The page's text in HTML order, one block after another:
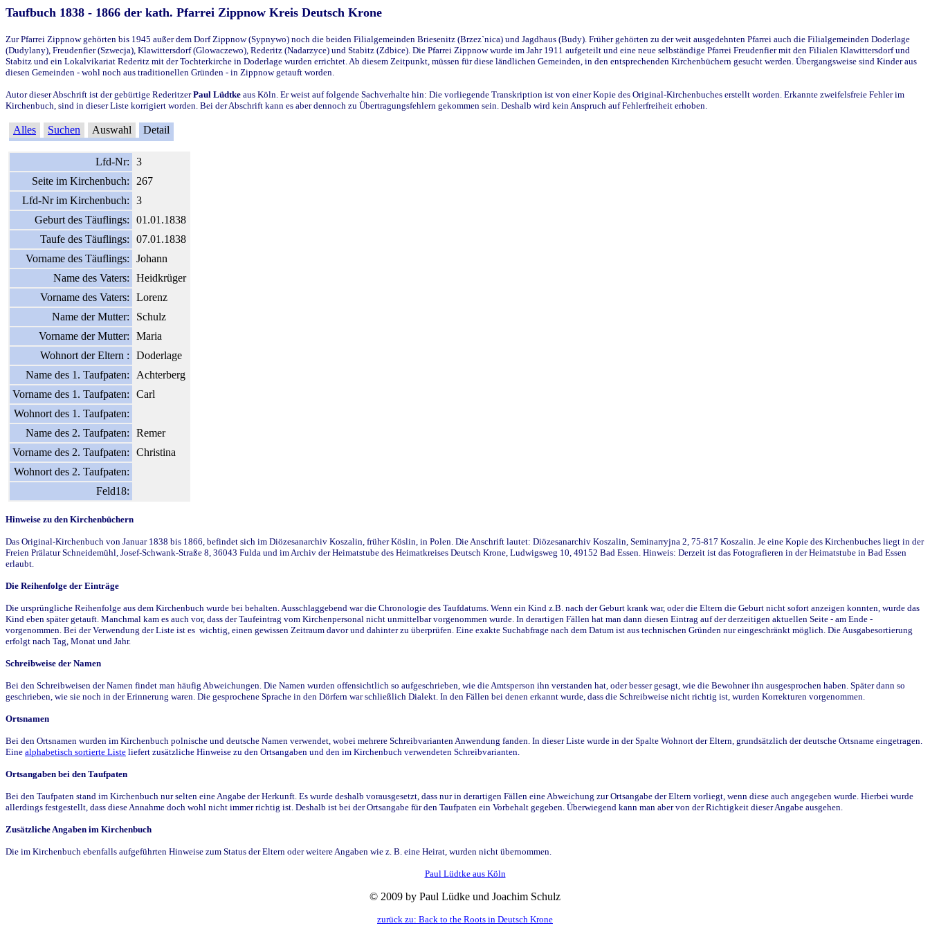
Taufbuch 1838 - 1866 der kath. Pfarrei Zippnow Kreis Deutsch Krone
Zur Pfarrei Zippnow gehörten bis 1945 außer dem Dorf Zippnow (Sypnywo) noch die beiden Filialgemeinden Briesenitz (Brzez`nica) und Jagdhaus (Budy). Früher gehörten zu der weit ausgedehnten Pfarrei auch die Filialgemeinden Doderlage
(Dudylany), Freudenfier (Szwecja), Klawittersdorf (Glowaczewo), Rederitz (Nadarzyce) und Stabitz (Zdbice). Die Pfarrei Zippnow wurde im Jahr 1911 aufgeteilt und eine neue selbständige Pfarrei Freudenfier mit den Filialen Klawittersdorf und
Stabitz und ein Lokalvikariat Rederitz mit der Tochterkirche in Doderlage wurden errichtet. Ab diesem Zeitpunkt, müssen für diese ländlichen Gemeinden, in den entsprechenden Kirchenbüchern gesucht werden. Übergangsweise sind Kinder aus
diesen Gemeinden - wohl noch aus traditionellen Gründen - in Zippnow getauft worden.
Autor dieser Abschrift ist der gebürtige RederitzerPaul Lüdtke aus Köln. Er weist auf folgende Sachverhalte hin: Die vorliegende Transkription ist von einer Kopie des Original-Kirchenbuches erstellt worden. Erkannte zweifelsfreie Fehler im
Kirchenbuch, sind in dieser Liste korrigiert worden. Bei der Abschrift kann es aber dennoch zu Übertragungsfehlern gekommen sein. Deshalb wird kein Anspruch auf Fehlerfreiheit erhoben.
Alles Suchen Auswahl Detail
Lfd-Nr:
3
Seite im Kirchenbuch:
267
Lfd-Nr im Kirchenbuch:
3
Geburt des Täuflings:
01.01.1838
Taufe des Täuflings:
07.01.1838
Vorname des Täuflings:
Johann
Name des Vaters:
Heidkrüger
Vorname des Vaters:
Lorenz
Name der Mutter:
Schulz
Vorname der Mutter:
Maria
Wohnort der Eltern :
Doderlage
Name des 1. Taufpaten:
Achterberg
Vorname des 1. Taufpaten:
Carl
Wohnort des 1. Taufpaten:
Name des 2. Taufpaten:
Remer
Vorname des 2. Taufpaten:
Christina
Wohnort des 2. Taufpaten:
Feld18:
Hinweise zu den Kirchenbüchern
Das Original-Kirchenbuch von Januar 1838 bis 1866, befindet sich im Diözesanarchiv Koszalin, früher Köslin, in Polen. Die Anschrift lautet: Diözesanarchiv Koszalin, Seminarryjna 2, 75-817 Koszalin. Je eine Kopie des Kirchenbuches liegt in der
Freien Prälatur Schneidemühl, Josef-Schwank-Straße 8, 36043 Fulda und im Archiv der Heimatstube des Heimatkreises Deutsch Krone, Ludwigsweg 10, 49152 Bad Essen. Hinweis: Derzeit ist das Fotografieren in der Heimatstube in Bad Essen
erlaubt.
Die Reihenfolge der Einträge
Die ursprüngliche Reihenfolge aus dem Kirchenbuch wurde bei behalten. Ausschlaggebend war die Chronologie des Taufdatums. Wenn ein Kind z.B. nach der Geburt krank war, oder die Eltern die Geburt nicht sofort anzeigen konnten, wurde das
Kind eben später getauft. Manchmal kam es auch vor, dass der Taufeintrag vom Kirchenpersonal nicht unmittelbar vorgenommen wurde. In derartigen Fällen hat man dann diesen Eintrag auf der derzeitigen aktuellen Seite - am Ende -
vorgenommen. Bei der Verwendung der Liste ist es wichtig, einen gewissen Zeitraum davor und dahinter zu überprüfen. Eine exakte Suchabfrage nach dem Datum ist aus technischen Gründen nur eingeschränkt möglich. Die Ausgabesortierung
erfolgt nach Tag, Monat und Jahr.
Schreibweise der Namen
Bei den Schreibweisen der Namen findet man häufig Abweichungen. Die Namen wurden offensichtlich so aufgeschrieben, wie die Amtsperson ihn verstanden hat, oder besser gesagt, wie die Bewohner ihn ausgesprochen haben. Später dann so
geschrieben, wie sie noch in der Erinnerung waren. Die gesprochene Sprache in den Dörfern war schließlich Dialekt. In den Fällen bei denen erkannt wurde, dass die Schreibweise nicht richtig ist, wurden Korrekturen vorgenommen.
Ortsnamen
Bei den Ortsnamen wurden im Kirchenbuch polnische und deutsche Namen verwendet, wobei mehrere Schreibvarianten Anwendung fanden. In dieser Liste wurde in der Spalte Wohnort der Eltern, grundsätzlich der deutsche Ortsname eingetragen.
Eine alphabetisch sortierte Liste liefert zusätzliche Hinweise zu den Ortsangaben und den im Kirchenbuch verwendeten Schreibvarianten.
Ortsangaben bei den Taufpaten
Bei den Taufpaten stand im Kirchenbuch nur selten eine Angabe der Herkunft. Es wurde deshalb vorausgesetzt, dass nur in derartigen Fällen eine Abweichung zur Ortsangabe der Eltern vorliegt, wenn diese auch angegeben wurde. Hierbei wurde
allerdings festgestellt, dass diese Annahme doch wohl nicht immer richtig ist. Deshalb ist bei der Ortsangabe für den Taufpaten ein Vorbehalt gegeben. Überwiegend kann man aber von der Richtigkeit dieser Angabe ausgehen.
Zusätzliche Angaben im Kirchenbuch
Die im Kirchenbuch ebenfalls aufgeführten Hinweise zum Status der Eltern oder weitere Angaben wie z. B. eine Heirat, wurden nicht übernommen.
Paul Lüdtke aus Köln
© 2009 by Paul Lüdke und Joachim Schulz
zurück zu: Back to the Roots in Deutsch Krone